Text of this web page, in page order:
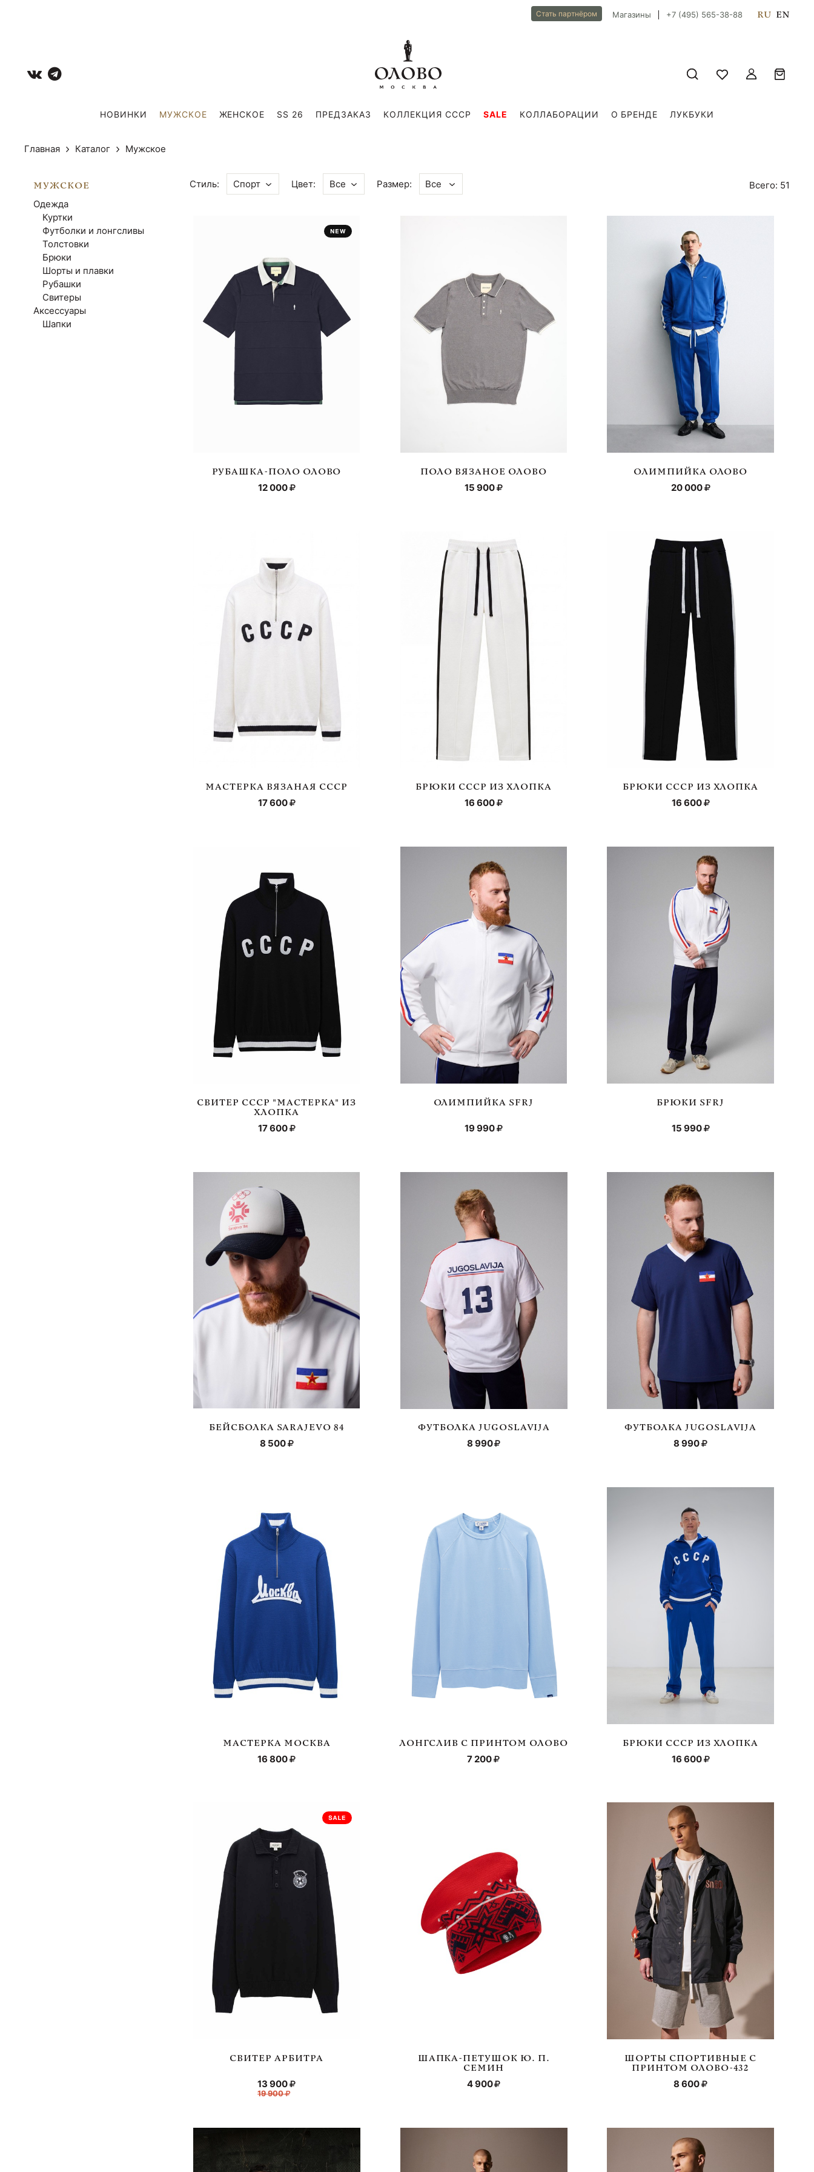
Стать партнёром Магазины +7 (495) 565-38-88 RU EN
НОВИНКИ МУЖCКОЕ ЖЕНСКОЕ SS 26 ПРЕДЗАКАЗ КОЛЛЕКЦИЯ СССР SALE КОЛЛАБОРАЦИИ О БРЕНДЕ ЛУКБУКИ
Главная Каталог Мужcкое
МУЖCКОЕ
Одежда
Куртки
Футболки и лонгсливы
Толстовки
Брюки
Шорты и плавки
Рубашки
Свитеры
Аксессуары
Шапки
Стиль: Спорт Цвет: Все Размер: Все Всего: 51
РУБАШКА-ПОЛО ОЛОВО
12 000
ПОЛО ВЯЗАНОЕ ОЛОВО
15 900
ОЛИМПИЙКА ОЛОВО
20 000
МАСТЕРКА ВЯЗАНАЯ СССР
17 600
БРЮКИ СССР ИЗ ХЛОПКА
16 600
БРЮКИ СССР ИЗ ХЛОПКА
16 600
СВИТЕР СССР "МАСТЕРКА" ИЗ
ХЛОПКА
17 600
ОЛИМПИЙКА SFRJ
19 990
БРЮКИ SFRJ
15 990
БЕЙСБОЛКА SARAJEVO 84
8 500
ФУТБОЛКА JUGOSLAVIJA
8 990
ФУТБОЛКА JUGOSLAVIJA
8 990
МАСТЕРКА МОСКВА
16 800
ЛОНГСЛИВ С ПРИНТОМ ОЛОВО
7 200
БРЮКИ СССР ИЗ ХЛОПКА
16 600
СВИТЕР АРБИТРА
19 900
13 900
ШАПКА-ПЕТУШОК Ю. П.
СЕМИН
4 900
ШОРТЫ СПОРТИВНЫЕ С
ПРИНТОМ ОЛОВО-432
8 600